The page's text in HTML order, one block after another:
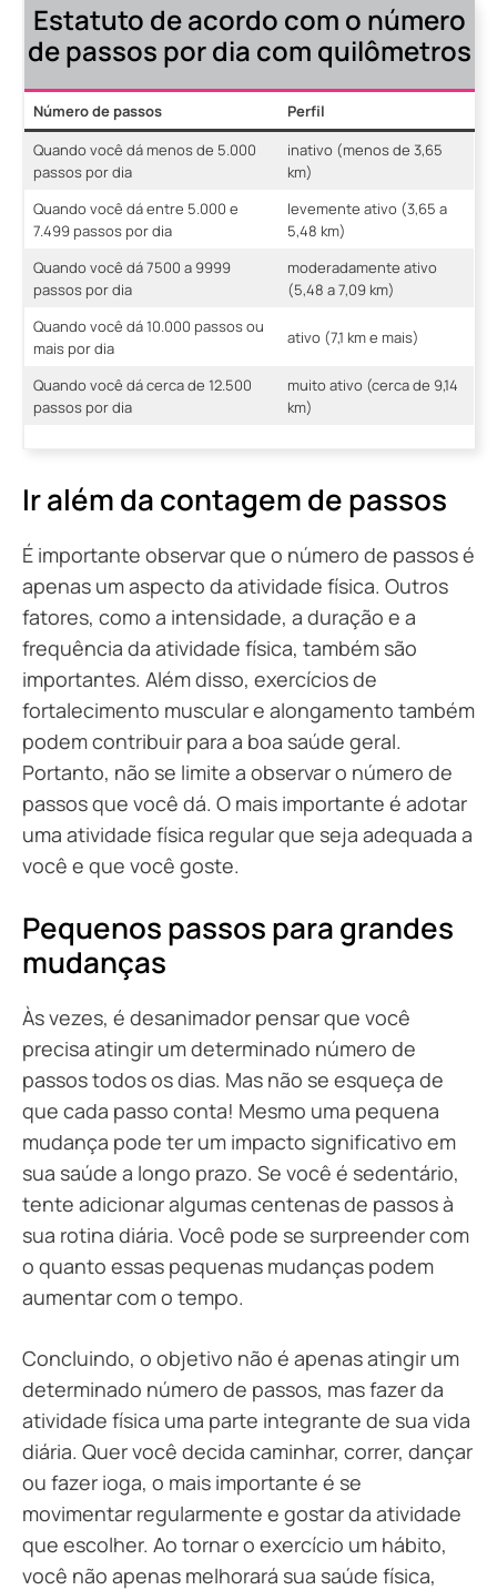
Estatuto de acordo com o número
de passos por dia com quilômetros
Número de passos
Perfil
Quando você dá menos de 5.000
passos por dia
inativo (menos de 3,65
km)
Quando você dá entre 5.000 e
7.499 passos por dia
levemente ativo (3,65 a
5,48 km)
Quando você dá 7500 a 9999
passos por dia
moderadamente ativo
(5,48 a 7,09 km)
Quando você dá 10.000 passos ou
mais por dia
ativo (7,1 km e mais)
Quando você dá cerca de 12.500
passos por dia
muito ativo (cerca de 9,14
km)
Ir além da contagem de passos
É importante observar que o número de passos é
apenas um aspecto da atividade física. Outros
fatores, como a intensidade, a duração e a
frequência da atividade física, também são
importantes. Além disso, exercícios de
fortalecimento muscular e alongamento também
podem contribuir para a boa saúde geral.
Portanto, não se limite a observar o número de
passos que você dá. O mais importante é adotar
uma atividade física regular que seja adequada a
você e que você goste.
Pequenos passos para grandes
mudanças
Às vezes, é desanimador pensar que você
precisa atingir um determinado número de
passos todos os dias. Mas não se esqueça de
que cada passo conta! Mesmo uma pequena
mudança pode ter um impacto significativo em
sua saúde a longo prazo. Se você é sedentário,
tente adicionar algumas centenas de passos à
sua rotina diária. Você pode se surpreender com
o quanto essas pequenas mudanças podem
aumentar com o tempo.
Concluindo, o objetivo não é apenas atingir um
determinado número de passos, mas fazer da
atividade física uma parte integrante de sua vida
diária. Quer você decida caminhar, correr, dançar
ou fazer ioga, o mais importante é se
movimentar regularmente e gostar da atividade
que escolher. Ao tornar o exercício um hábito,
você não apenas melhorará sua saúde física,